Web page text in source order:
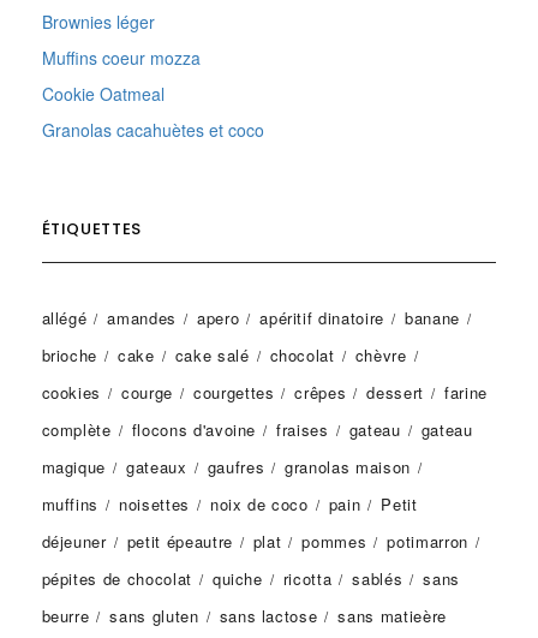
Brownies léger
Muffins coeur mozza
Cookie Oatmeal
Granolas cacahuètes et coco
ÉTIQUETTES
allégé amandes apero apéritif dinatoire
banane
brioche
cake cake salé chocolat
chèvre
cookies
courge courgettes crêpes dessert
farine
complète
flocons d'avoine fraises gateau
gateau
magique
gateaux gaufres
granolas maison
muffins
noisettes noix de coco pain
Petit
déjeuner
petit épeautre plat pommes
potimarron
pépites de chocolat
quiche ricotta sablés
sans
beurre
sans gluten sans lactose sans matieère